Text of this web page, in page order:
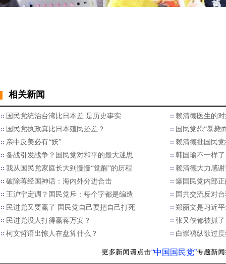
相关新闻
国民党统治台湾比日本差 是历史事实
赖清德医生的
国民党执政真比日本殖民还差？
国民党恐“暴毙
亲中反美必有“妖”
赖清德批国民
备战引发战争？国民党对和平的最大迷思
韩国瑜不一样了
我从国民党家庭长大到慢慢“觉醒”的历程
赖清德大力感
破除蒋经国神话：海内外分进合击
爆国民党内部
王沪宁定调？国民党斥：每个字都是编造
国共交流反对
民进党又要赢了 国民党自己要把自己打死
郑丽文是习近
民进党没人打得赢蒋万安？
张又侠都被抓
柯文哲语出惊人在盘算什么？
白崇禧纵欲过
“中国国民党”